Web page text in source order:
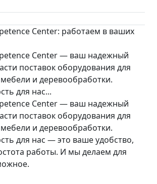
Center: работаем в ваших
Center — ваш надежный
поставок оборудования для
и деревообработки.
для нас...
Center — ваш надежный
поставок оборудования для
и деревообработки.
для нас — это ваше удобство,
работы. И мы делаем для